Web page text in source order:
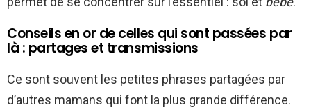
Conseils en or de celles qui sont passées par
là : partages et transmissions
Ce sont souvent les petites phrases partagées par
d’autres mamans qui font la plus grande différence.